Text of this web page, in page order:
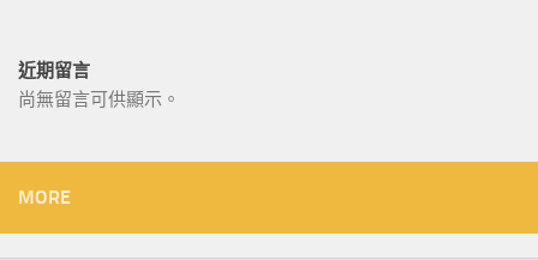
近期留言
尚無留言可供顯示。
MORE